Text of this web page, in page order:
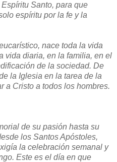
Santo, para que
espíritu por la fe y la
nace toda la vida
vida diaria, en la familia, en el
de la sociedad. De
la Iglesia en la tarea de la
a Cristo a todos los hombres.
de su pasión hasta su
los Santos Apóstoles,
la celebración semanal y
Este es el día en que